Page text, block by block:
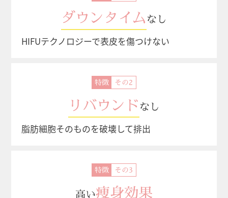
ダウンタイムなし
HIFUテクノロジーで表皮を傷つけない
特徴
リバウンドなし
脂肪細胞そのものを破壊して排出
特徴
高い痩身効果